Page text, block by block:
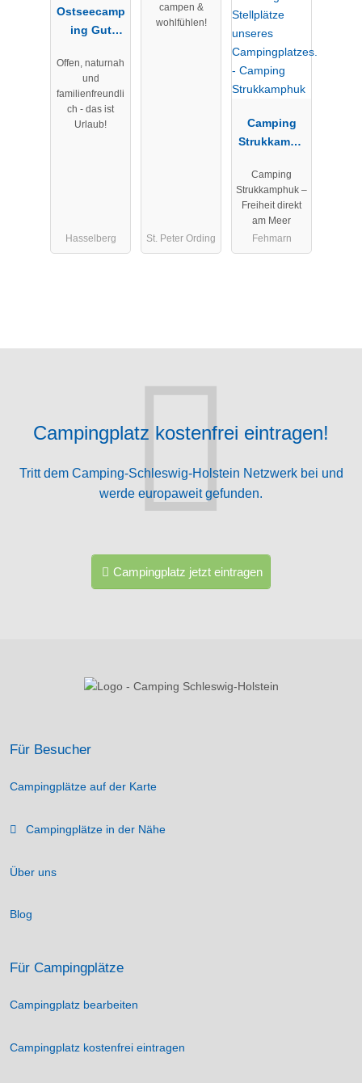
Ostseecamp
ing Gut
Offen, naturnah
und
familienfreundli
ch - das ist
Urlaub!
Hasselberg
GmbH & Co.
KG
campen &
wohlfühlen!
St. Peter Ording
Camping
Strukkamph
Camping
Strukkamphuk –
Freiheit direkt
am Meer
Fehmarn
Campingplatz kostenfrei eintragen!
Tritt dem Camping-Schleswig-Holstein Netzwerk bei und
werde europaweit gefunden.
Campingplatz jetzt eintragen
Für Besucher
Campingplätze auf der Karte
Campingplätze in der Nähe
Über uns
Blog
Für Campingplätze
Campingplatz bearbeiten
Campingplatz kostenfrei eintragen